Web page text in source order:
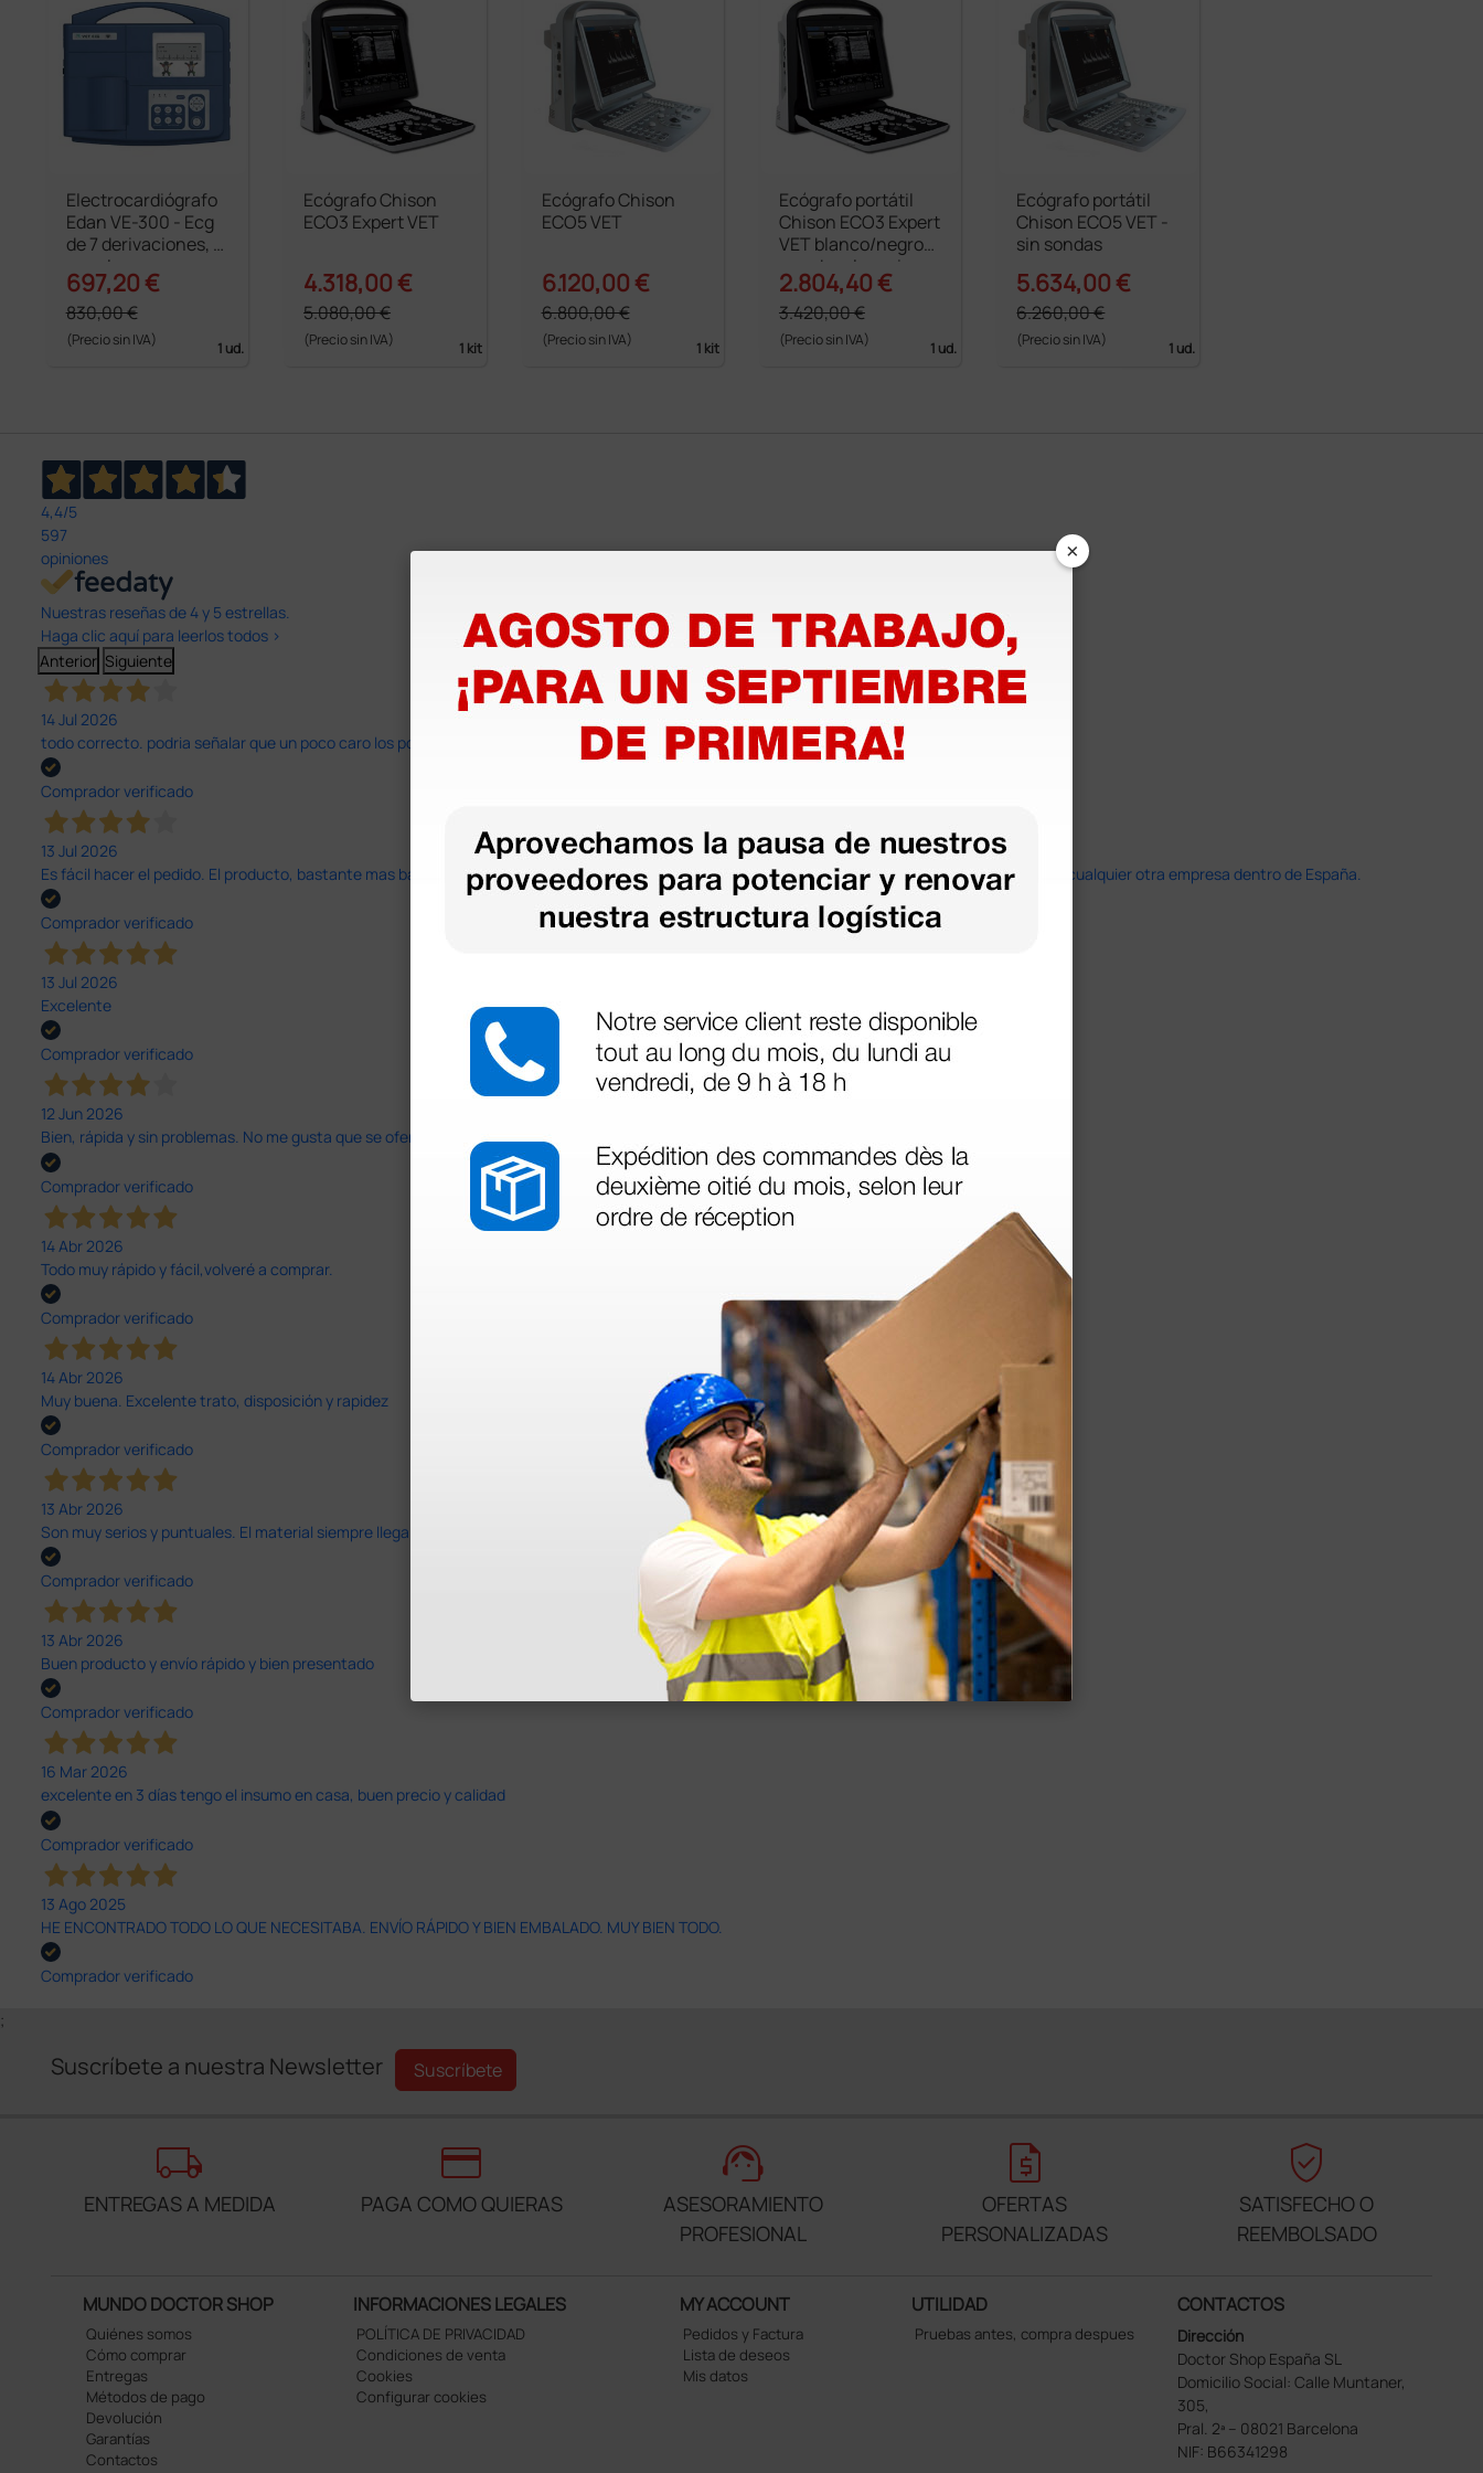
Electrocardiógrafo
Edan VE-300 - Ecg
de 7 derivaciones, 3
canales
697,20 €
830,00 €
(Precio sin IVA) 1 ud.
Ecógrafo Chison
ECO3 Expert VET
4.318,00 €
5.080,00 €
(Precio sin IVA) 1 kit
Ecógrafo Chison
ECO5 VET
6.120,00 €
6.800,00 €
(Precio sin IVA) 1 kit
Ecógrafo portátil
Chison ECO3 Expert
VET blanco/negro
con doppler - sin
sondas
2.804,40 €
3.420,00 €
(Precio sin IVA) 1 ud.
Ecógrafo portátil
Chison ECO5 VET -
sin sondas
5.634,00 €
6.260,00 €
(Precio sin IVA) 1 ud.
4,4/5
597
opiniones
Nuestras reseñas de 4 y 5 estrellas.
Haga clic aquí para leerlos todos >
Anterior Siguiente
14 Jul 2026
todo correcto. podria señalar que un poco caro los portes y el plazo de entrega se alarga.
Comprador verificado
13 Jul 2026
Es fácil hacer el pedido. El producto, bastante mas barato que en otras plataformas de material médico. Pero el envío cuesta más del doble que en cualquier otra empresa dentro de España.
Comprador verificado
13 Jul 2026
Excelente
Comprador verificado
12 Jun 2026
Bien, rápida y sin problemas. No me gusta que se oferten productos sin incluir el IVA que luego nos van a cobrar.
Comprador verificado
14 Abr 2026
Todo muy rápido y fácil,volveré a comprar.
Comprador verificado
14 Abr 2026
Muy buena. Excelente trato, disposición y rapidez
Comprador verificado
13 Abr 2026
Son muy serios y puntuales. El material siempre llega muy bien¡¡¡
Comprador verificado
13 Abr 2026
Buen producto y envío rápido y bien presentado
Comprador verificado
16 Mar 2026
excelente en 3 días tengo el insumo en casa, buen precio y calidad
Comprador verificado
13 Ago 2025
HE ENCONTRADO TODO LO QUE NECESITABA. ENVÍO RÁPIDO Y BIEN EMBALADO. MUY BIEN TODO.
Comprador verificado
;
Suscríbete a nuestra Newsletter Suscríbete
local_shipping
ENTREGAS A MEDIDA
credit_card
PAGA COMO QUIERAS
support_agent
ASESORAMIENTO
PROFESIONAL
request_quote
OFERTAS
PERSONALIZADAS
verified_user
SATISFECHO O
REEMBOLSADO
MUNDO DOCTOR SHOP
Quiénes somos
Cómo comprar
Entregas
Métodos de pago
Devolución
Garantías
Contactos
INFORMACIONES LEGALES
POLÍTICA DE PRIVACIDAD
Condiciones de venta
Cookies
Configurar cookies
MY ACCOUNT
Pedidos y Factura
Lista de deseos
Mis datos
UTILIDAD
Pruebas antes, compra despues
CONTACTOS
Dirección
Doctor Shop España SL
Domicilio Social: Calle Muntaner,
305,
Pral. 2ª – 08021 Barcelona
NIF: B66341298
×